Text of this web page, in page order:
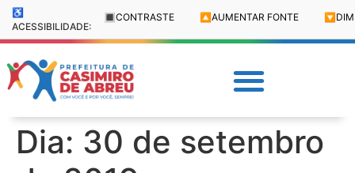
♿
ACESSIBILIDADE:
🔳 CONTRASTE 🔼 AUMENTAR FONTE 🔽
Dia: 30 de setembro